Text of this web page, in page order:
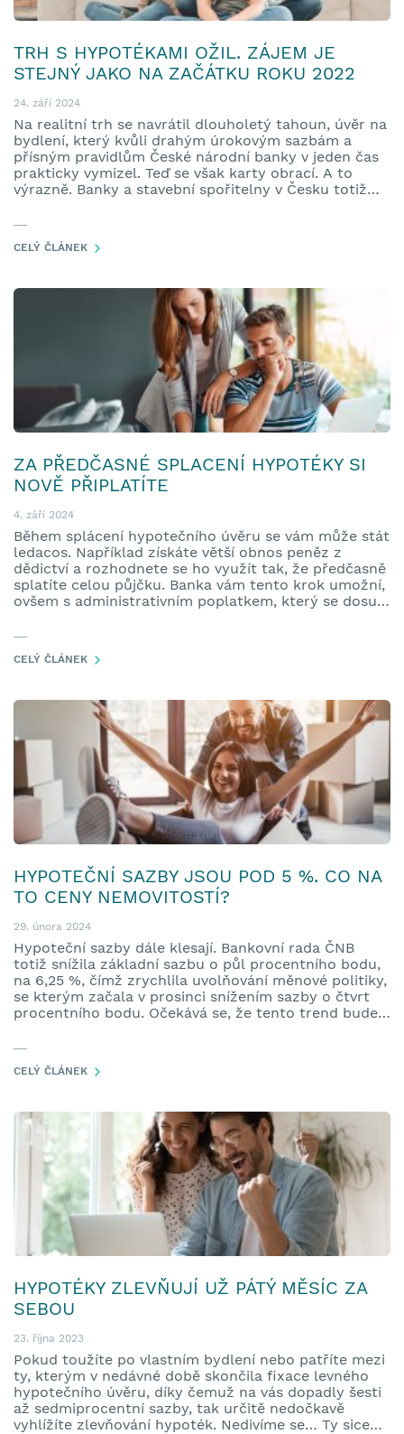
TRH S HYPOTÉKAMI OŽIL. ZÁJEM JE
STEJNÝ JAKO NA ZAČÁTKU ROKU 2022
24. září 2024
Na realitní trh se navrátil dlouholetý tahoun, úvěr na
bydlení, který kvůli drahým úrokovým sazbám a
přísným pravidlům České národní banky v jeden čas
prakticky vymizel. Teď se však karty obrací. A to
výrazně. Banky a stavební spořitelny v Česku totiž
nové úvěry činily bezmála 26 miliard Kč. Oproti
červenci letošního roku jde o nárůst o třetinu a
zároveň jsou to nejvyšší hodnoty od ledna 2022.
CELÝ ČLÁNEK
ZA PŘEDČASNÉ SPLACENÍ HYPOTÉKY SI
NOVĚ PŘIPLATÍTE
4. září 2024
Během splácení hypotečního úvěru se vám může stát
ledacos. Například získáte větší obnos peněz z
dědictví a rozhodnete se ho využít tak, že předčasně
splatíte celou půjčku. Banka vám tento krok umožní,
ovšem s administrativním poplatkem, který se dosud
pár tisících…
CELÝ ČLÁNEK
HYPOTEČNÍ SAZBY JSOU POD 5 %. CO NA
TO CENY NEMOVITOSTÍ?
29. února 2024
Hypoteční sazby dále klesají. Bankovní rada ČNB
totiž snížila základní sazbu o půl procentního bodu,
na 6,25 %, čímž zrychlila uvolňování měnové politiky,
se kterým začala v prosinci snížením sazby o čtvrt
procentního bodu. Očekává se, že tento trend bude
zareagují ceny nemovitostí? Kdy bude nejlepší čas
pořídit si vlastní nemovitost? Odpovíme vám v
článku.
CELÝ ČLÁNEK
HYPOTÉKY ZLEVŇUJÍ UŽ PÁTÝ MĚSÍC ZA
SEBOU
23. října 2023
Pokud toužíte po vlastním bydlení nebo patříte mezi
ty, kterým v nedávné době skončila fixace levného
hypotečního úvěru, díky čemuž na vás dopadly šesti
až sedmiprocentní sazby, tak určitě nedočkavě
vyhlížíte zlevňování hypoték. Nedivíme se… Ty sice